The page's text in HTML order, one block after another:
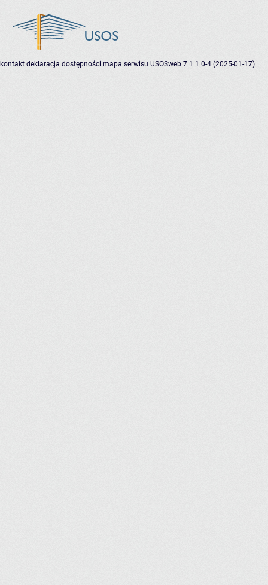
kontakt deklaracja dostępności mapa serwisu USOSweb 7.1.1.0-4 (2025-01-17)